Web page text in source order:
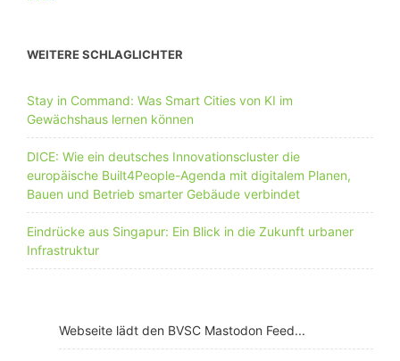
WEITERE SCHLAGLICHTER
Stay in Command: Was Smart Cities von KI im
Gewächshaus lernen können
DICE: Wie ein deutsches Innovationscluster die
europäische Built4People-Agenda mit digitalem Planen,
Bauen und Betrieb smarter Gebäude verbindet
Eindrücke aus Singapur: Ein Blick in die Zukunft urbaner
Infrastruktur
Webseite lädt den BVSC Mastodon Feed...